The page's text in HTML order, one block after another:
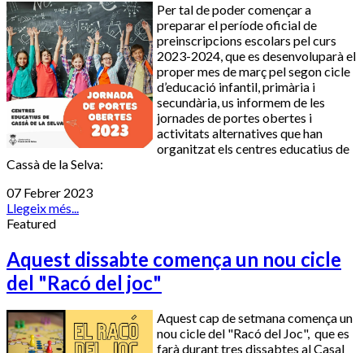
Per tal de poder començar a
preparar el període oficial de
preinscripcions escolars pel curs
2023-2024, que es desenvoluparà el
proper mes de març pel segon cicle
d’educació infantil, primària i
secundària, us informem de les
jornades de portes obertes i
activitats alternatives que han
organitzat els centres educatius de
Cassà de la Selva:
07 Febrer 2023
Llegeix més...
Featured
Aquest dissabte comença un nou cicle
del "Racó del joc"
Aquest cap de setmana comença un
nou cicle del "Racó del Joc", que es
farà durant tres dissabtes al Casal